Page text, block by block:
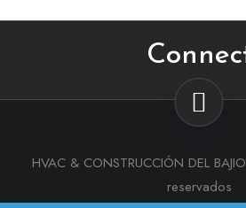
HVAC & CONSTRUCCIÓN DEL
reservados